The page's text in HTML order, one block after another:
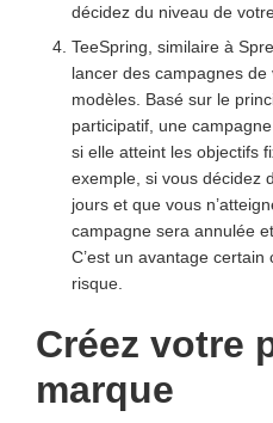
décidez du niveau de
TeeSpring, similaire à
lancer des campagnes
modèles. Basé sur le
participatif, une
si elle atteint les objectifs
exemple, si vous décidez
jours et que vous
campagne sera annulée
C’est un avantage certain
risque.
Créez votre
marque